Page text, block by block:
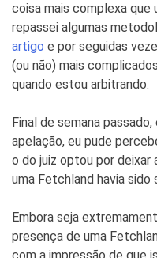
coisa mais complexa que
repassei algumas
artigo e por seguidas
(ou não) mais
quando estou arbitrando.
Final de semana
apelação, eu pude
o do juiz optou por deixar
uma Fetchland havia sido
Embora seja
presença de uma